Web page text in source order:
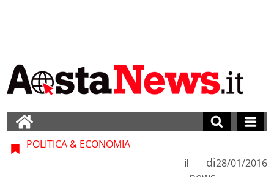
POLITICA & ECONOMIA
di
il 28/01/2016